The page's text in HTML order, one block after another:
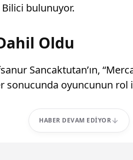
bulunuyor.
Oldu
Sancaktutan’ın,
sonucunda oyuncunun
HABER DEVAM EDIYOR